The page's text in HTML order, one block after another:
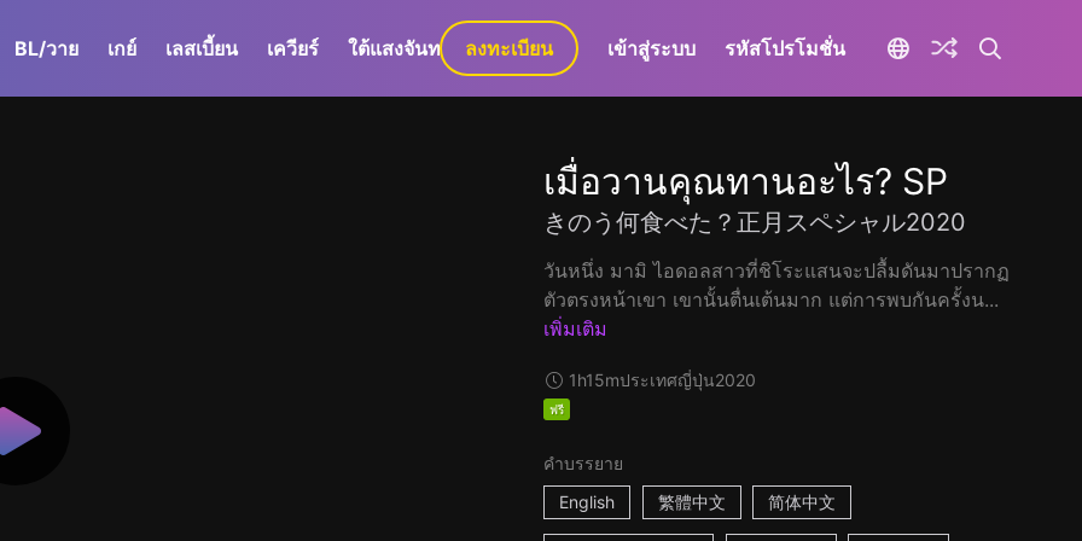
BL/วาย เกย์ เลสเบี้ยน เควียร์ ใต้แสงจันทร์ GaLa+
ลงทะเบียน เข้าสู่ระบบ รหัสโปรโมชั่น
เมื่อวานคุณทานอะไร? SP
きのう何食べた？正月スペシャル2020
วันหนึ่ง มามิ ไอดอลสาวที่ชิโระแสนจะปลื้มดันมาปรากฏ
ตัวตรงหน้าเขา เขานั้นตื่นเต้นมาก แต่การพบกันครั้งน...
เพิ่มเติม
1h15mประเทศญี่ปุ่น2020
ฟรี
คำบรรยาย
English
繁體中文 简体中文